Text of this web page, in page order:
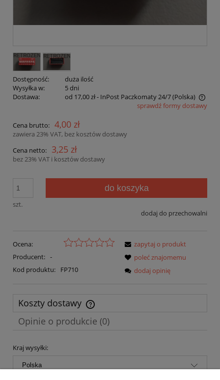
Dostępność:
duża ilość
Wysyłka w:
5 dni
Dostawa:
od 17,00 zł- InPost Paczkomaty 24/7(Polska)
Cena nie zawiera ewentualnych kosztów płatnościsprawdź formy dostawy
Cena brutto: 4,00 zł
zawiera 23% VAT, bez kosztów dostawy
Cena netto:
3,25 zł
bez 23% VAT i kosztów dostawy
szt.
do koszyka
dodaj do przechowalni
Ocena:
Producent: -
Kod produktu:
FP710
zapytaj o produkt
poleć znajomemu
dodaj opinię
Koszty dostawy
Cena nie zawiera ewentualnych kosztów płatności
Opinie o produkcie (0)
Kraj wysyłki: